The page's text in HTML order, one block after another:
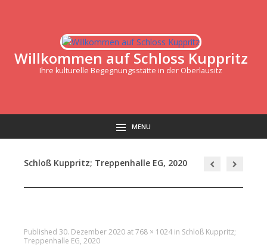
Willkommen auf Schloss Kuppritz
Ihre kulturelle Begegnungsstätte in der Oberlausitz
MENU
Schloß Kuppritz; Treppenhalle EG, 2020
Published 30. Dezember 2020 at768 × 1024 in Schloß Kuppritz;
Treppenhalle EG, 2020